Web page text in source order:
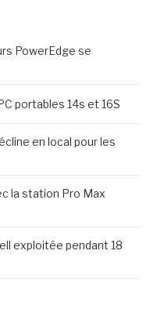
PowerEdge se
portables 14s et 16S
en local pour les
la station Pro Max
exploitée pendant 18